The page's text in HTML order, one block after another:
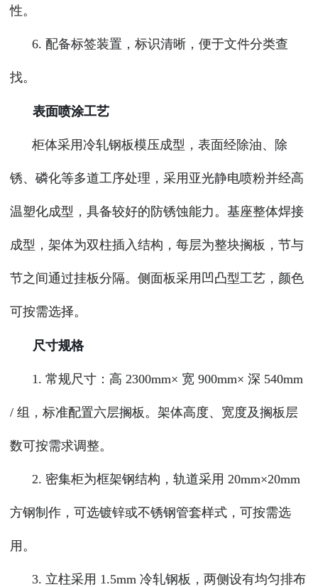
性。
6. 配备标签装置，标识清晰，便于文件分类查
找。
表面喷涂工艺
柜体采用冷轧钢板模压成型，表面经除油、除
锈、磷化等多道工序处理，采用亚光静电喷粉并经高
温塑化成型，具备较好的防锈蚀能力。基座整体焊接
成型，架体为双柱插入结构，每层为整块搁板，节与
节之间通过挂板分隔。侧面板采用凹凸型工艺，颜色
可按需选择。
尺寸规格
1. 常规尺寸：高 2300mm× 宽 900mm× 深 540mm
/ 组，标准配置六层搁板。架体高度、宽度及搁板层
数可按需求调整。
2. 密集柜为框架钢结构，轨道采用 20mm×20mm
方钢制作，可选镀锌或不锈钢管套样式，可按需选
用。
3. 立柱采用 1.5mm 冷轧钢板，两侧设有均匀排布